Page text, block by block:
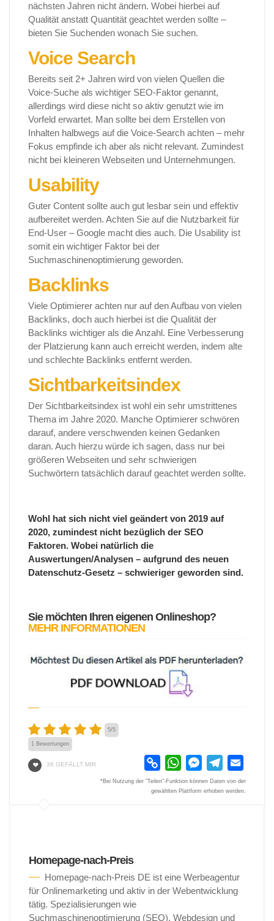
nächsten Jahren nicht ändern. Wobei hierbei auf
Qualität anstatt Quantität geachtet werden sollte –
bieten Sie Suchenden wonach Sie suchen.
Voice Search
Bereits seit 2+ Jahren wird von vielen Quellen die
Voice-Suche als wichtiger SEO-Faktor genannt,
allerdings wird diese nicht so aktiv genutzt wie im
Vorfeld erwartet. Man sollte bei dem Erstellen von
Inhalten halbwegs auf die Voice-Search achten – mehr
Fokus empfinde ich aber als nicht relevant. Zumindest
nicht bei kleineren Webseiten und Unternehmungen.
Usability
Guter Content sollte auch gut lesbar sein und effektiv
aufbereitet werden. Achten Sie auf die Nutzbarkeit für
End-User – Google macht dies auch. Die Usability ist
somit ein wichtiger Faktor bei der
Suchmaschinenoptimierung geworden.
Backlinks
Viele Optimierer achten nur auf den Aufbau von vielen
Backlinks, doch auch hierbei ist die Qualität der
Backlinks wichtiger als die Anzahl. Eine Verbesserung
der Platzierung kann auch erreicht werden, indem alte
und schlechte Backlinks entfernt werden.
Sichtbarkeitsindex
Der Sichtbarkeitsindex ist wohl ein sehr umstrittenes
Thema im Jahre 2020. Manche Optimierer schwören
darauf, andere verschwenden keinen Gedanken
daran. Auch hierzu würde ich sagen, dass nur bei
größeren Webseiten und sehr schwierigen
Suchwörtern tatsächlich darauf geachtet werden sollte.
Wohl hat sich nicht viel geändert von 2019 auf
2020, zumindest nicht bezüglich der SEO
Faktoren. Wobei natürlich die
Auswertungen/Analysen – aufgrund des neuen
Datenschutz-Gesetz – schwieriger geworden sind.
Sie möchten Ihren eigenen Onlineshop?
MEHR INFORMATIONEN
5/5
1 Bewertungen
36 GEFÄLLT MIR
Copy
Link
WhatsAppMessenger
Telegram
*Bei Nutzung der "Teilen"-Funktion können Daten von der
gewählten Plattform erhoben werden.
Homepage-nach-Preis
Homepage-nach-Preis DE ist eine Werbeagentur
für Onlinemarketing und aktiv in der Webentwicklung
tätig. Spezialisierungen wie
Suchmaschinenoptimierung (SEO), Webdesign und